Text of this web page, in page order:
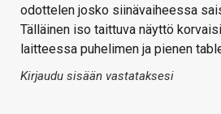
odottelen josko siinävaiheessa
Tälläinen iso taittuva näyttö
laitteessa puhelimen ja pienen
Kirjaudu sisään vastataksesi